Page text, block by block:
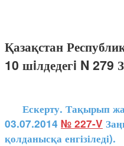
Қазақстан
10 шiлдедегi N 279
Ескерту. Тақырып
03.07.2014 № 227-V
қолданысқа енгізіледі).